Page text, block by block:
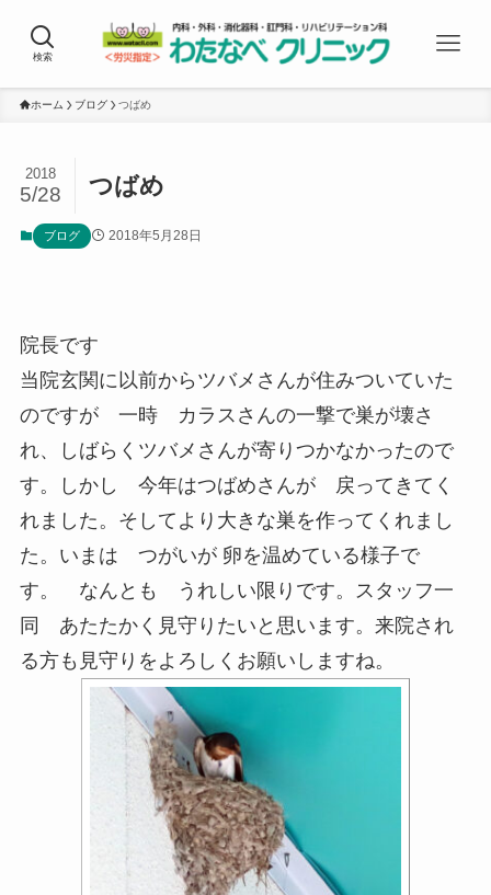
検索
ホーム ブログ つばめ
つばめ
2018
5/28
ブログ 2018年5月28日
院長です
当院玄関に以前からツバメさんが住みついていた
のですが 一時 カラスさんの一撃で巣が壊さ
れ、しばらくツバメさんが寄りつかなかったので
す。しかし 今年はつばめさんが 戻ってきてく
れました。そしてより大きな巣を作ってくれまし
た。いまは つがいが 卵を温めている様子で
す。 なんとも うれしい限りです。スタッフ一
同 あたたかく見守りたいと思います。来院され
る方も見守りをよろしくお願いしますね。